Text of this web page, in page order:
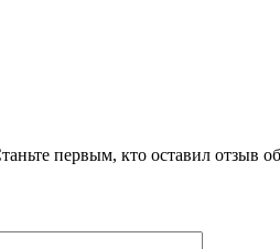
первым, кто оставил отзыв